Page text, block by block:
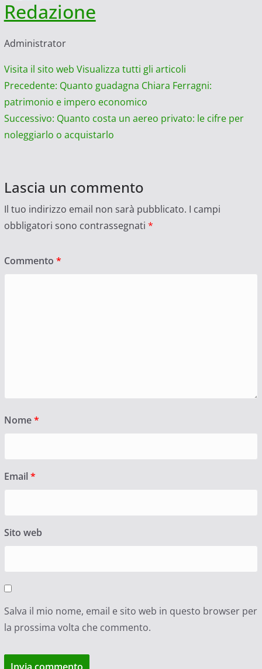
Redazione
Administrator
Visita il sito web Visualizza tutti gli articoli
Navigazione
articolo
Precedente: Quanto guadagna Chiara Ferragni:
patrimonio e impero economico
Successivo: Quanto costa un aereo privato: le cifre per
noleggiarlo o acquistarlo
Lascia un commento
Il tuo indirizzo email non sarà pubblicato. I campi
obbligatori sono contrassegnati *
Commento *
Nome*
Email *
Sito web
Salva il mio nome, email e sito web in questo browser per
la prossima volta che commento.